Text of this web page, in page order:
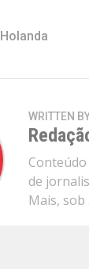
Holanda
WRITTEN
de
Mais,